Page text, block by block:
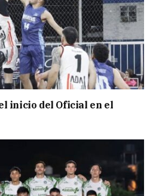
inicio del Oficial en el